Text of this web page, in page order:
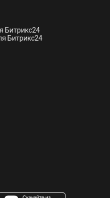
Битрикс24
Битрикс24